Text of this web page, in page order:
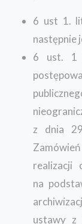
6 ust 1.
następnie
6 ust. 1
z dnia
realizacji
na
ustawy z